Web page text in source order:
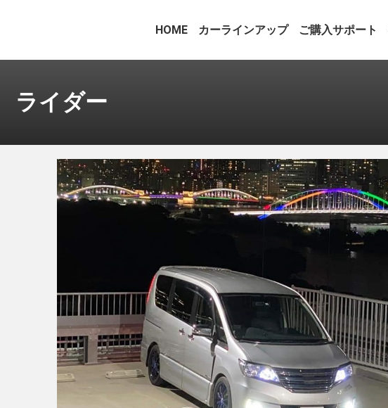
HOME カーラインアップ ご購入サポート
イダー